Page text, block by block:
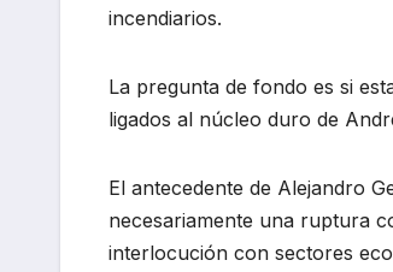
incendiarios.
La pregunta de fondo es si
ligados al núcleo duro de
El antecedente de Alejandro
necesariamente una ruptura
interlocución con sectores